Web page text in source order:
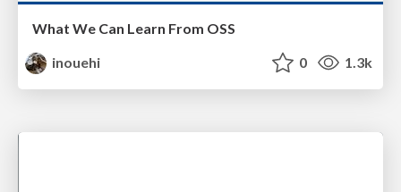
What We Can Learn From OSS
inouehi
0 1.3k